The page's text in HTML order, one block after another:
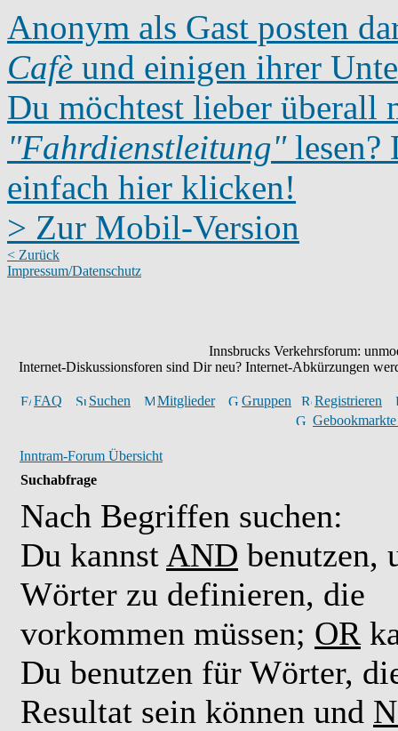
Anonym als Gast posten
Cafè und einigen ihrer
Du möchtest lieber überall
"Fahrdienstleitung"lesen?
einfach hier klicken!
> Zur Mobil-Version
< Zurück
Impressum/Datenschutz
Innsbrucks Verkehrsforum:
Internet-Diskussionsforen sind Dir neu? Internet-Abkürzungen
FAQ Suchen Mitglieder Gruppen
Registrieren
Inntram-Forum Übersicht
Suchabfrage
Nach Begriffen suchen:
Du kannst AND benutzen,
Wörter zu definieren, die
vorkommen müssen; OR
Du benutzen für Wörter,
Resultat sein können und